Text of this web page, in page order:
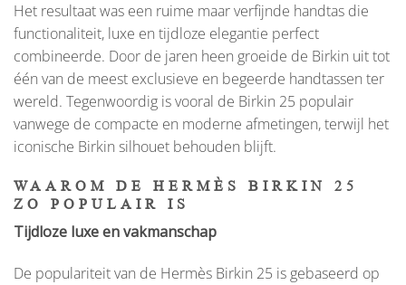
Het resultaat was een ruime maar verfijnde handtas die
functionaliteit, luxe en tijdloze elegantie perfect
combineerde. Door de jaren heen groeide de Birkin uit tot
één van de meest exclusieve en begeerde handtassen ter
wereld. Tegenwoordig is vooral de Birkin 25 populair
vanwege de compacte en moderne afmetingen, terwijl het
iconische Birkin silhouet behouden blijft.
WAAROM DE HERMÈS BIRKIN 25
ZO POPULAIR IS
Tijdloze luxe en vakmanschap
De populariteit van de Hermès Birkin 25 is gebaseerd op